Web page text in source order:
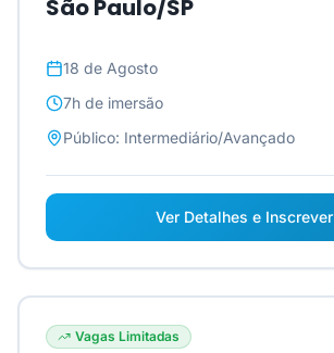
São Paulo/SP
18 de Agosto
7h de imersão
Público: Intermediário/Avançado
Ver Detalhes e Inscrever
Vagas Limitadas